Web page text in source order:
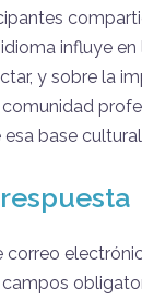
influye en
y sobre la
base
correo